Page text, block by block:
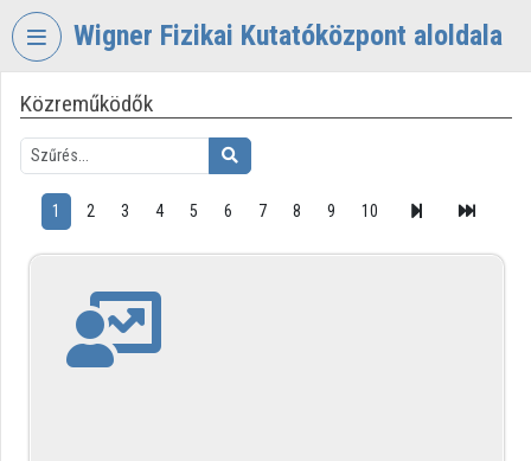
Fejléc kihagyása
Wigner Fizikai Kutatóközpont aloldala
VIDEOTORIUM
WIGNER
FIZIKAI
KUTATÓKÖZPONT
Bejelentkezés
Intézményi felfedezés
Közreműködők
1 2 3 4 5 6 7 8 9 10